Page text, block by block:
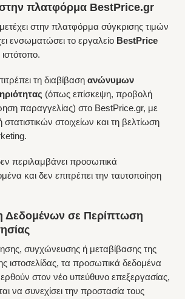
πλατφόρμα BestPrice.gr
στην πλατφόρμα σύγκρισης τιμών
ενσωματώσει το εργαλείο BestPrice
τη διαβίβαση ανώνυμων
(όπως επίσκεψη, προβολή
παραγγελίας) στο BestPrice.gr, με
στοιχείων και τη βελτίωση
περιλαμβάνει προσωπικά
και δεν επιτρέπει την ταυτοποίηση
Δεδομένων σε Περίπτωση
συγχώνευσης ή μεταβίβασης της
ιστοσελίδας, τα προσωπικά δεδομένα
στον νέο υπεύθυνο επεξεργασίας,
να συνεχίσει την προστασία τους